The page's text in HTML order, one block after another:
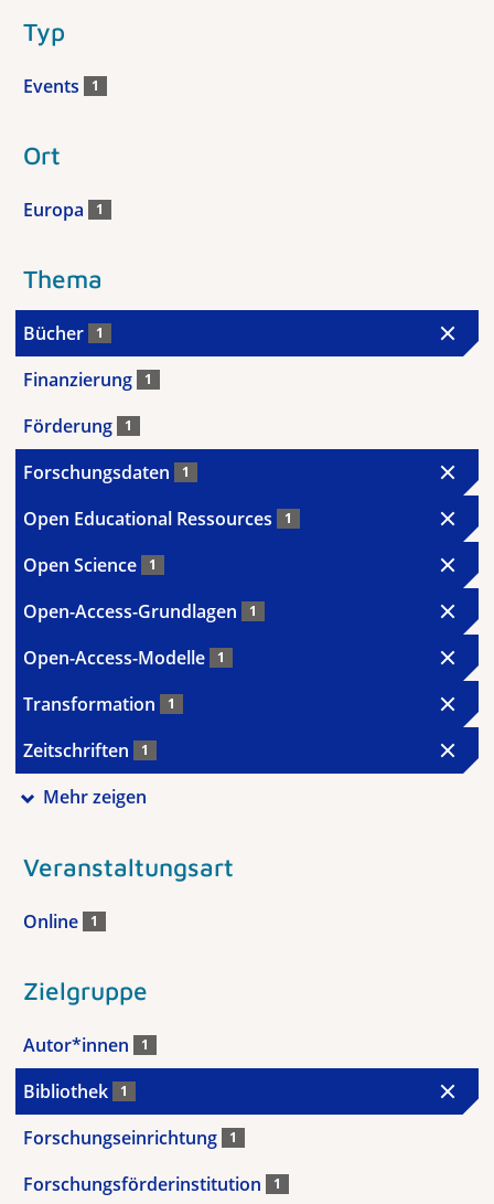
Typ
Events 1
Ort
Europa 1
Thema
Bücher 1
Finanzierung 1
Förderung 1
Forschungsdaten 1
Open Educational Ressources 1
Open Science 1
Open-Access-Grundlagen 1
Open-Access-Modelle 1
Transformation 1
Zeitschriften 1
Mehr zeigen
Veranstaltungsart
Online 1
Zielgruppe
Autor*innen 1
Bibliothek 1
Forschungseinrichtung 1
Forschungsförderinstitution 1